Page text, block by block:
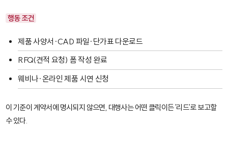
행동 조건
제품 사양서·CAD 파일·단가표 다운로드
RFQ(견적 요청) 폼 작성 완료
웨비나·온라인 제품 시연 신청
이 기준이 계약서에 명시되지 않으면, 대행사는 어떤 클릭이든 '리드'로 보고할
수 있다.